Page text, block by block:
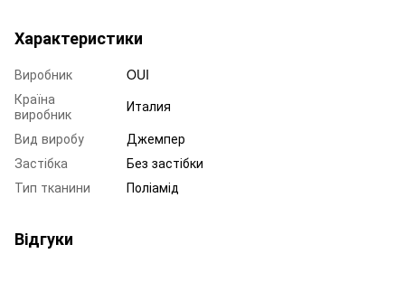
Характеристики
Виробник
OUI
Країна
виробник
Италия
Вид виробу
Джемпер
Застібка
Без застібки
Тип тканини
Поліамід
Відгуки